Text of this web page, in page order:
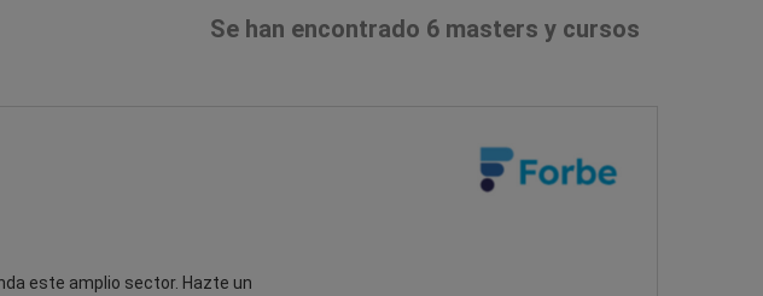
Se han encontrado 6 masters y cursos
este amplio sector. Hazte un